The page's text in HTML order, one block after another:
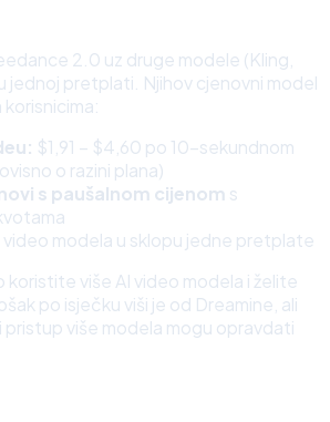
2.0 uz druge modele (Kling,
jednoj pretplati. Njihov cjenovni model
$1,91 – $4,60 po 10-sekundnom
o razini plana)
s paušalnom cijenom s
video modela u sklopu jedne pretplate
koristite više AI video modela i želite
po isječku viši je od Dreamine, ali
više modela mogu opravdati